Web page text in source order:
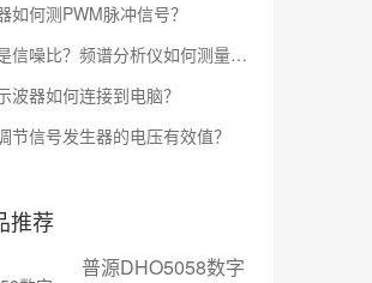
如何测PWM脉冲信号？
噪比？频谱分析仪如何测量信噪比？
波器如何连接到电脑？
节信号发生器的电压有效值？
推荐
普源DHO5058数字